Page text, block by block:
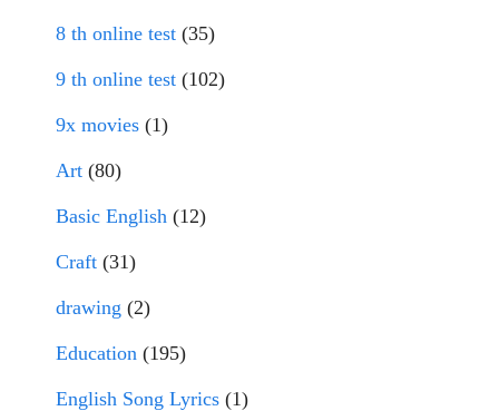
8 th online test (35)
9 th online test (102)
9x movies (1)
Art (80)
Basic English (12)
Craft (31)
drawing (2)
Education (195)
English Song Lyrics (1)